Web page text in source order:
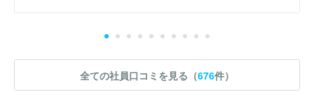
全ての社員口コミを見る（676件）